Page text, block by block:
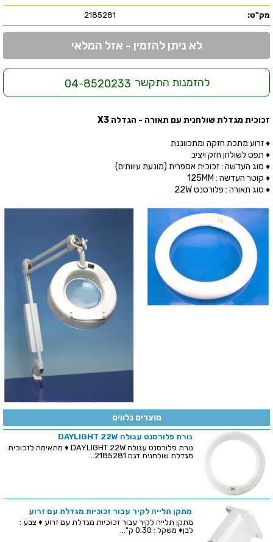
מק"ט: 2185281
לא ניתן להזמין - אזל המלאי
להזמנות התקשר 04-8520233
זכוכית מגדלת שולחנית עם תאורה - הגדלה X3
♦ זרוע מתכת חזקה ומתכווננת
♦ תפס לשולחן חזק ויציב
♦ סוג העדשה : זכוכית אספרית (מונעת עיוותים)
♦ קוטר העדשה : 125MM
♦ סוג תאורה : פלורסנט 22W
מוצרים נלווים
נורת פלורסנט עגולה DAYLIGHT 22W
נורת פלורסנט עגולה DAYLIGHT 22W ♦ מתאימה לזכוכית
מגדלת שולחנית דגם 2185281...
מתקן תלייה לקיר עבור זכוכיות מגדלת עם זרוע
מתקן תלייה לקיר עבור זכוכיות מגדלת עם זרוע ♦ צבע :
לבן♦ משקל : 0.30 ק''...